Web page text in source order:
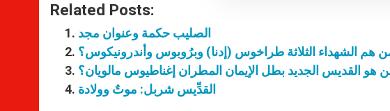
Related Posts:
الصليب حكمة وعنوان مجد
هم الشهداء الثلاثة طراخوس (إدنا) وبرُوبوس وأندرونيكوس؟
هو القديس الجديد بطل الإيمان المطران إغناطيوس مالويان؟
القدِّيس شربل: موتٌ وولادة